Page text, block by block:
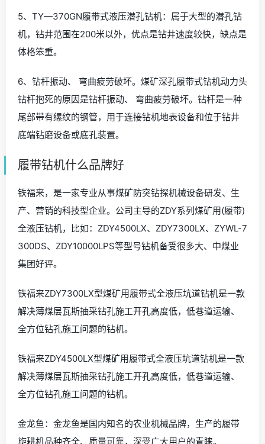
5、TY—370GN履带式液压潜孔钻机：属于大型的潜孔钻
机，钻井范围在200米以外，优点是钻井速度较快，缺点是
体格笨重。
6、钻杆振动、 弯曲疲劳破坏。煤矿深孔履带式钻机动力头
钻杆抱死的原因是钻杆振动、 弯曲疲劳破坏。钻杆是一种
尾部带有缧纹的钢管，用于连接钻机地表设备和位于钻井
底端钻磨设备或底孔装置。
履带钻机什么品牌好
铁福来，是一家专业从事煤矿防突钻探机械设备研发、生
产、营销的科技型企业。公司主导的ZDY系列煤矿用(履带)
全液压钻机，比如：ZDY4500LX、ZDY7300LX、ZYWL-7
300DS、ZDY10000LPS等型号钻机备受很多大、中煤业
集团好评。
铁福来ZDY7300LX型煤矿用履带式全液压坑道钻机是一款
解决薄煤层瓦斯抽采钻孔施工开孔高度低，低巷道运输、
全方位钻孔施工问题的钻机。
铁福来ZDY4500LX型煤矿用履带式全液压坑道钻机是一款
解决薄煤层瓦斯抽采钻孔施工开孔高度低，低巷道运输、
全方位钻孔施工问题的钻机。
金龙鱼：金龙鱼是国内知名的农业机械品牌，生产的履带
旋耕机品种齐全、质量可靠，深受广大用户的青睐。